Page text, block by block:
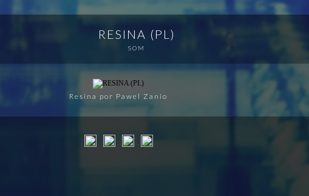
RESINA (PL)
SOM
Resina por Pawel Zanio